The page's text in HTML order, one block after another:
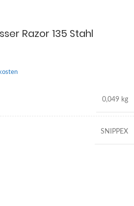
Razor 135 Stahl
0,049 kg
SNIPPEX